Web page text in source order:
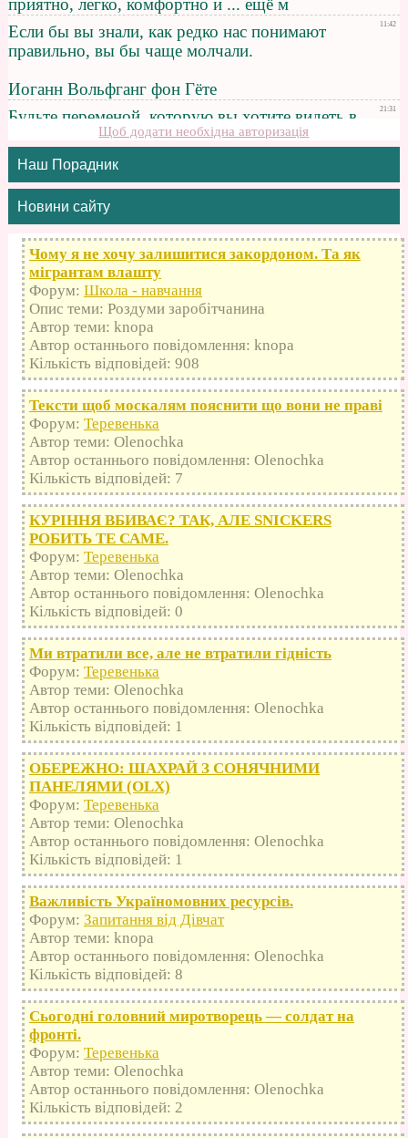
Щоб додати необхідна авторизація
Наш Порадник
Новини сайту
Чому я не хочу залишитися закордоном. Та як
мігрантам влашту
Форум: Школа - навчання
Опис теми: Роздуми заробітчанина
Автор теми: knopa
Автор останнього повідомлення: knopa
Кількість відповідей: 908
Тексти щоб москалям пояснити що вони не праві
Форум: Теревенька
Автор теми: Olenochka
Автор останнього повідомлення: Olenochka
Кількість відповідей: 7
КУРІННЯ ВБИВАЄ? ТАК, АЛЕ SNICKERS
РОБИТЬ ТЕ САМЕ.
Форум: Теревенька
Автор теми: Olenochka
Автор останнього повідомлення: Olenochka
Кількість відповідей: 0
Ми втратили все, але не втратили гідність
Форум: Теревенька
Автор теми: Olenochka
Автор останнього повідомлення: Olenochka
Кількість відповідей: 1
ОБЕРЕЖНО: ШАХРАЙ З СОНЯЧНИМИ
ПАНЕЛЯМИ (OLX)
Форум: Теревенька
Автор теми: Olenochka
Автор останнього повідомлення: Olenochka
Кількість відповідей: 1
Важливість Україномовних ресурсів.
Форум: Запитання від Дівчат
Автор теми: knopa
Автор останнього повідомлення: Olenochka
Кількість відповідей: 8
Сьогодні головний миротворець — солдат на
фронті.
Форум: Теревенька
Автор теми: Olenochka
Автор останнього повідомлення: Olenochka
Кількість відповідей: 2